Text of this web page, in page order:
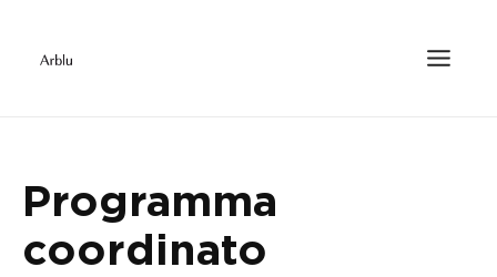
Programma
coordinato